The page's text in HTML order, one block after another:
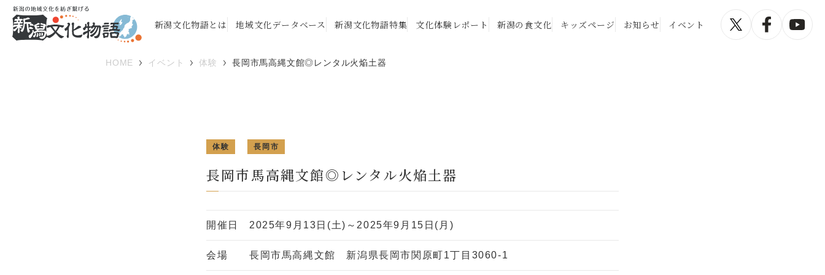
新潟文化物語とは 地域文化データベース 新潟文化物語特集 文化体験レポート 新潟の食文化 キッズページ お知らせ イベント
HOME イベント 体験 長岡市馬高縄文館◎レンタル火焔土器
体験 長岡市
長岡市馬高縄文館◎レンタル火焔土器
開催日 2025年9月13日(土)～2025年9月15日(月)
会場 長岡市馬高縄文館 新潟県長岡市関原町1丁目3060-1